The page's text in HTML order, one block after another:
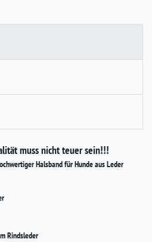
muss nicht teuer sein!!!
Halsband für Hunde aus Leder
Rindsleder